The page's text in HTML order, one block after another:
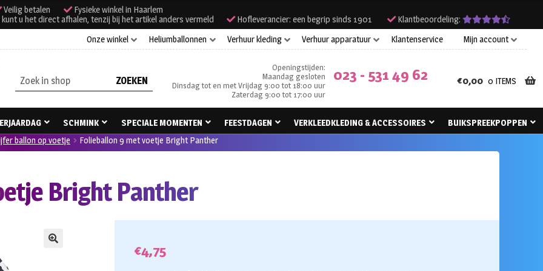
Veilig betalen
Fysieke winkel in Haarlem
u het direct afhalen, tenzij bij het artikel anders vermeld
Hofleverancier: een begrip sinds 1901
Klantbeoordeling:
Onze winkel
Heliumballonnen Verhuur kleding Verhuur apparatuur Klantenservice Mijn account
Zoeken
naar:
Openingstijden:
Maandag gesloten
Dinsdag tot en met Vrijdag 9:00 tot 18:00 uur
Zaterdag 9:00 tot 17:00 uur
023 - 531 49 62 €0,00 0 ITEMS
SCHMINK SPECIALE MOMENTEN FEESTDAGEN VERKLEEDKLEDING & ACCESSOIRES
BUIKSPREEKPOPPEN
ballon op voetje Folieballon 9 met voetje Bright Panther
Bright Panther
€4,75